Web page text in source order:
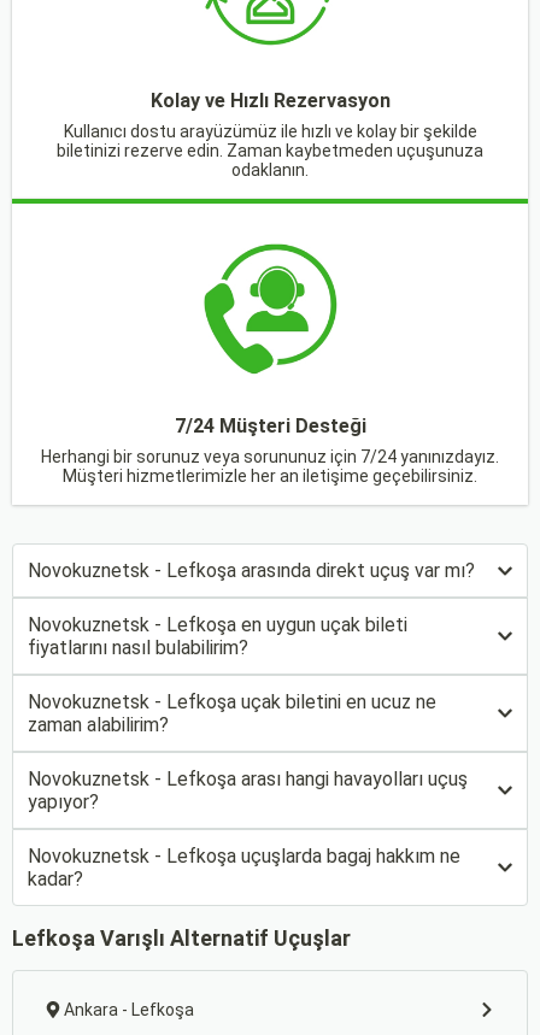
Kolay ve Hızlı Rezervasyon
Kullanıcı dostu arayüzümüz ile hızlı ve kolay bir şekilde
biletinizi rezerve edin. Zaman kaybetmeden uçuşunuza
odaklanın.
7/24 Müşteri Desteği
Herhangi bir sorunuz veya sorununuz için 7/24 yanınızdayız.
Müşteri hizmetlerimizle her an iletişime geçebilirsiniz.
Novokuznetsk - Lefkoşa arasında direkt uçuş var mı?
Novokuznetsk - Lefkoşa en uygun uçak bileti
fiyatlarını nasıl bulabilirim?
Novokuznetsk - Lefkoşa uçak biletini en ucuz ne
zaman alabilirim?
Novokuznetsk - Lefkoşa arası hangi havayolları uçuş
yapıyor?
Novokuznetsk - Lefkoşa uçuşlarda bagaj hakkım ne
kadar?
Lefkoşa Varışlı Alternatif Uçuşlar
Ankara - Lefkoşa